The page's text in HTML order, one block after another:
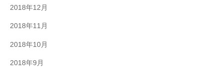
2018年12月
2018年11月
2018年10月
2018年9月